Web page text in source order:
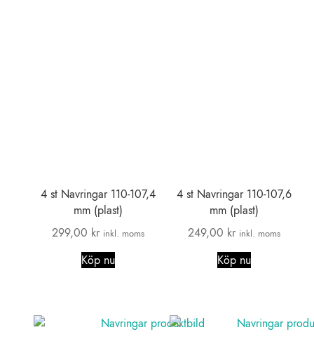
4 st Navringar 110-107,4
mm (plast)
299,00 kr inkl. moms
Köp nu
4 st Navringar 110-107,6
mm (plast)
249,00 kr inkl. moms
Köp nu